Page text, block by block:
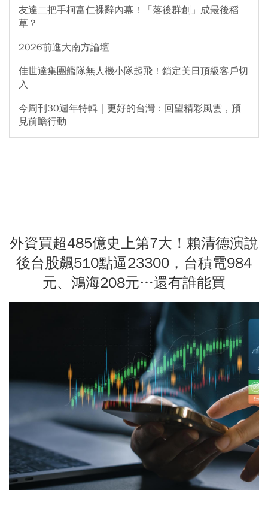
友達二把手柯富仁裸辭內幕！「落後群創」成最後稻
草？
2026前進大南方論壇
佳世達集團艦隊無人機小隊起飛！鎖定美日頂級客戶切
入
今周刊30週年特輯｜更好的台灣：回望精彩風雲，預
見前瞻行動
外資買超485億史上第7大！賴清德演說
後台股飆510點逼23300，台積電984
元、鴻海208元…還有誰能買